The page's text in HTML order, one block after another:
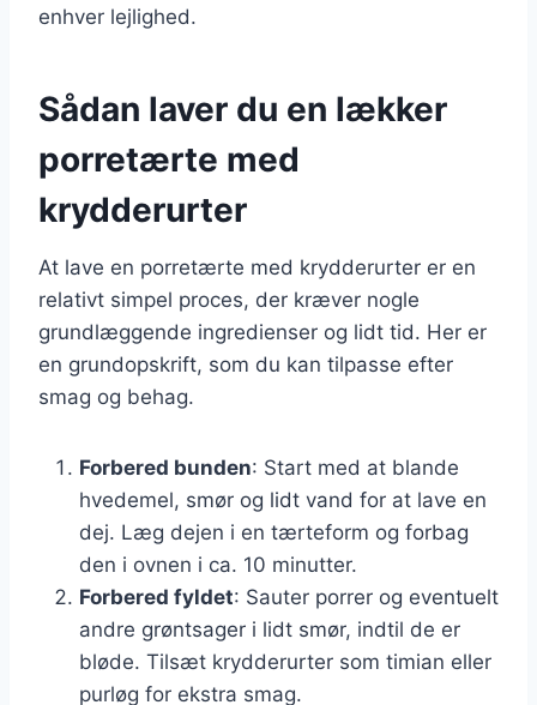
enhver lejlighed.
Sådan laver du en lækker
porretærte med
krydderurter
At lave en porretærte med krydderurter er en
relativt simpel proces, der kræver nogle
grundlæggende ingredienser og lidt tid. Her er
en grundopskrift, som du kan tilpasse efter
smag og behag.
Forbered bunden: Start med at blande
hvedemel, smør og lidt vand for at lave en
dej. Læg dejen i en tærteform og forbag
den i ovnen i ca. 10 minutter.
Forbered fyldet: Sauter porrer og eventuelt
andre grøntsager i lidt smør, indtil de er
bløde. Tilsæt krydderurter som timian eller
purløg for ekstra smag.